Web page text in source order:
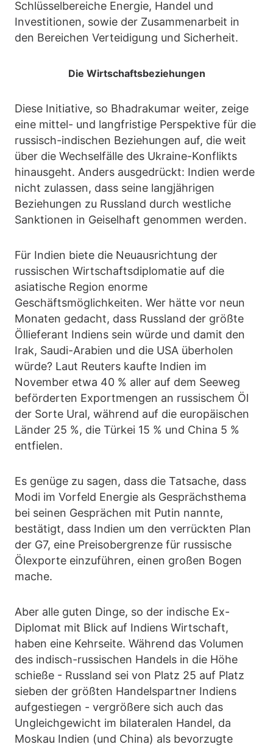
Schlüsselbereiche Energie, Handel und
Investitionen, sowie der Zusammenarbeit in
den Bereichen Verteidigung und Sicherheit.
Die Wirtschaftsbeziehungen
Diese Initiative, so Bhadrakumar weiter, zeige
eine mittel- und langfristige Perspektive für die
russisch-indischen Beziehungen auf, die weit
über die Wechselfälle des Ukraine-Konflikts
hinausgeht. Anders ausgedrückt: Indien werde
nicht zulassen, dass seine langjährigen
Beziehungen zu Russland durch westliche
Sanktionen in Geiselhaft genommen werden.
Für Indien biete die Neuausrichtung der
russischen Wirtschaftsdiplomatie auf die
asiatische Region enorme
Geschäftsmöglichkeiten. Wer hätte vor neun
Monaten gedacht, dass Russland der größte
Öllieferant Indiens sein würde und damit den
Irak, Saudi-Arabien und die USA überholen
würde? Laut Reuters kaufte Indien im
November etwa 40 % aller auf dem Seeweg
beförderten Exportmengen an russischem Öl
der Sorte Ural, während auf die europäischen
Länder 25 %, die Türkei 15 % und China 5 %
entfielen.
Es genüge zu sagen, dass die Tatsache, dass
Modi im Vorfeld Energie als Gesprächsthema
bei seinen Gesprächen mit Putin nannte,
bestätigt, dass Indien um den verrückten Plan
der G7, eine Preisobergrenze für russische
Ölexporte einzuführen, einen großen Bogen
mache.
Aber alle guten Dinge, so der indische Ex-
Diplomat mit Blick auf Indiens Wirtschaft,
haben eine Kehrseite. Während das Volumen
des indisch-russischen Handels in die Höhe
schieße - Russland sei von Platz 25 auf Platz
sieben der größten Handelspartner Indiens
aufgestiegen - vergrößere sich auch das
Ungleichgewicht im bilateralen Handel, da
Moskau Indien (und China) als bevorzugte